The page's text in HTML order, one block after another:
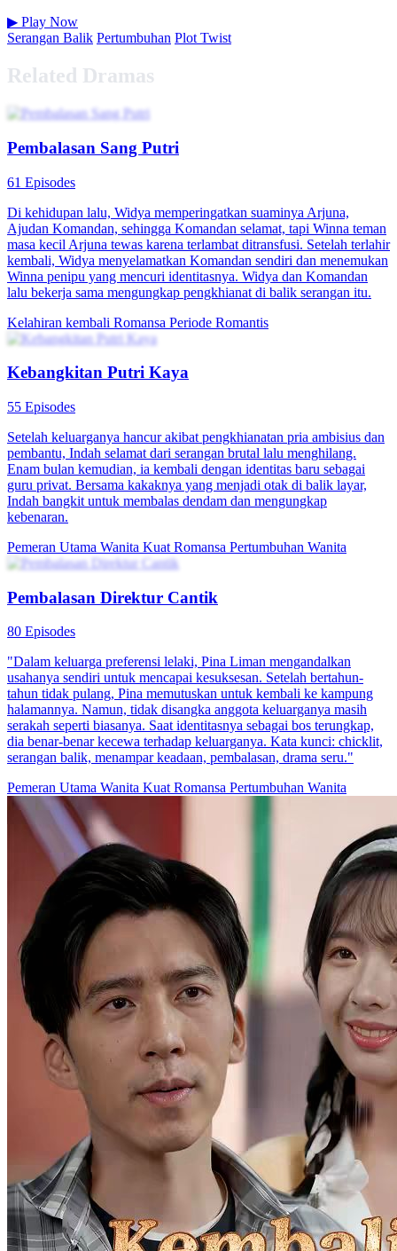
▶ Play Now
Serangan Balik Pertumbuhan Plot Twist
Related Dramas
Pembalasan Sang Putri
61 Episodes
Di kehidupan lalu, Widya memperingatkan suaminya Arjuna,
Ajudan Komandan, sehingga Komandan selamat, tapi Winna teman
masa kecil Arjuna tewas karena terlambat ditransfusi. Setelah terlahir
kembali, Widya menyelamatkan Komandan sendiri dan menemukan
Winna penipu yang mencuri identitasnya. Widya dan Komandan
lalu bekerja sama mengungkap pengkhianat di balik serangan itu.
Kelahiran kembali
Periode Romantis